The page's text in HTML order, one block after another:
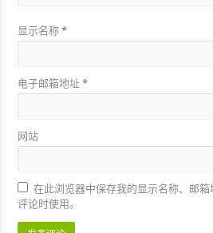
显示名称*
电子邮箱地址*
网站
在此浏览器中保存我的显示名称、邮
评论时使用。